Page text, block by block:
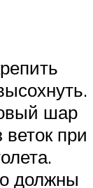
шар
при
должны